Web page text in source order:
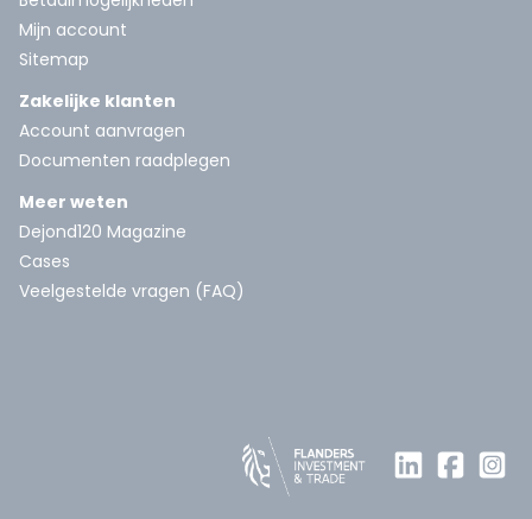
Mijn account
Sitemap
Zakelijke klanten
Account aanvragen
Documenten raadplegen
Meer weten
Dejond120 Magazine
Cases
Veelgestelde vragen (FAQ)